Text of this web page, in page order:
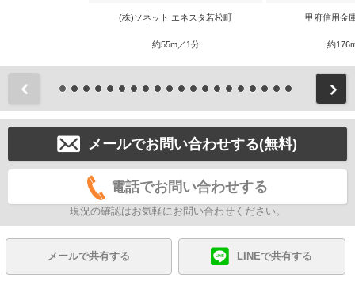
(株)ソネット エネスタ若松町
約55m／1分
甲府信用金
約
メールでお問い合わせする(無料)
電話でお問い合わせする
現況の確認はお気軽にお問い合わせください。
メールで共有する LINEで共有する